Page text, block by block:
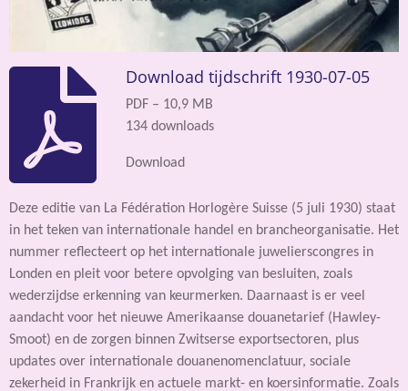
Download tijdschrift 1930-07-05
PDF – 10,9 MB
134 downloads
Download
Deze editie van La Fédération Horlogère Suisse (5 juli 1930) staat
in het teken van internationale handel en brancheorganisatie. Het
nummer reflecteert op het internationale juwelierscongres in
Londen en pleit voor betere opvolging van besluiten, zoals
wederzijdse erkenning van keurmerken. Daarnaast is er veel
aandacht voor het nieuwe Amerikaanse douanetarief (Hawley-
Smoot) en de zorgen binnen Zwitserse exportsectoren, plus
updates over internationale douanenomenclatuur, sociale
zekerheid in Frankrijk en actuele markt- en koersinformatie. Zoals